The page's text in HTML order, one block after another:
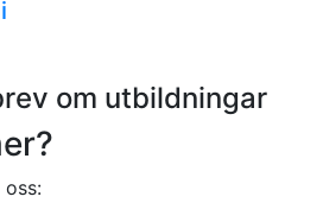
om utbildningar